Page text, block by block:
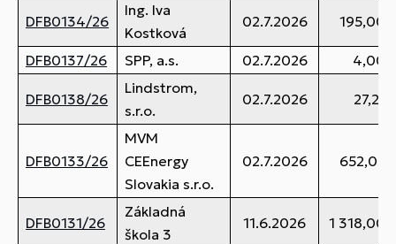
DFB0134/26
Ing. Iva
Kostková
02.7.2026 195,00
DFB0137/26 SPP, a.s. 02.7.2026 4,00
DFB0138/26
Lindstrom,
s.r.o.
02.7.2026 27,21
DFB0133/26
MVM
CEEnergy
Slovakia s.r.o.
02.7.2026 652,05
DFB0131/26
Základná
škola 3
11.6.2026 1 318,00